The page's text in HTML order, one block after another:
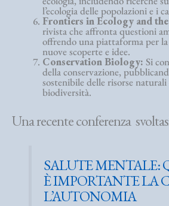
l’ecologia delle popolazioni e i
Frontiers in Ecology and
rivista che affronta questioni
offrendo una piattaforma per
nuove scoperte e idee.
Conservation Biology: Si
della conservazione,
sostenibile delle risorse
biodiversità.
Una recente conferenza
SALUTE MENTALE:
È IMPORTANTE LA
L’AUTONOMIA